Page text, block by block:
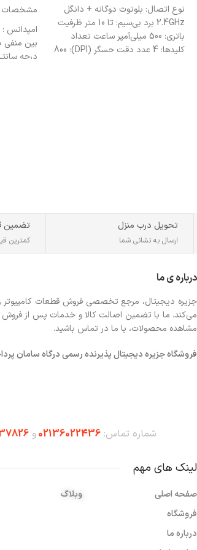
نوع اتصال: بلوتوث دوگانه + دانگل
2.4GHz برد بی‌سیم: تا 10 متر
ظرفیت
باتری: 500 میلی‌آمپر ساعت
تعداد
کلیدها: 4 عدد
دقت حسگر (DPI): 800
مشخصات
تحویل درب منزل
ارسال به نشانی شما
تضمین
کمترین
درباره ی ما
جزیره دیجیتال، مرجع تخصصی فروش قطعات کامپیوتر و
می‌کند. ما با تضمین اصالت کالا و خدمات پس از فروش
مشاهده محصولات، با ما در تماس باشید.
فروشگاهجزیره دیجیتال پذیرنده رسمی درگاه سامان
شماره تماس:02136022436و
لینک های مهم
صفحه اصلی
فروشگاه
درباره ما
وبلاگ